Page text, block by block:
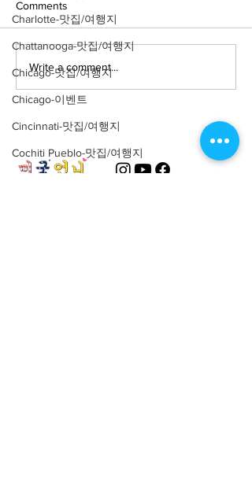
Charlotte-맛집/여행지
Chattanooga-맛집/여행지
Chicago-맛집/여행지
Chicago-이벤트
Cincinnati-맛집/여행지
Cochiti Pueblo-맛집/여행지
[여행지/일리노이 Chicago/
공원] Nature Boardwalk
Comments
Write a comment...